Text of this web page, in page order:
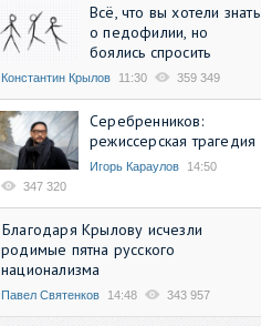
Всё, что вы хотели знать
о педофилии, но
боялись спросить
Константин Крылов 11:30 359 349
Серебренников:
режиссерская трагедия
Игорь Караулов
14:50
347 320
Благодаря Крылову исчезли
родимые пятна русского
национализма
Павел Святенков 14:48 343 957